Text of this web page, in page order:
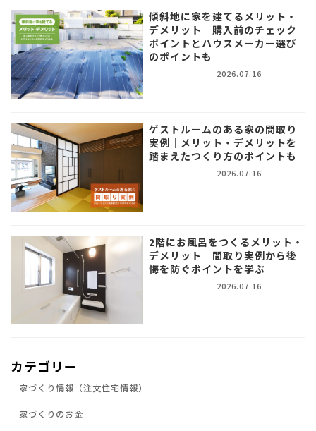
傾斜地に家を建てるメリット・
デメリット｜購入前のチェック
ポイントとハウスメーカー選び
のポイントも
2026.07.16
ゲストルームのある家の間取り
実例｜メリット・デメリットを
踏まえたつくり方のポイントも
2026.07.16
2階にお風呂をつくるメリット・
デメリット｜間取り実例から後
悔を防ぐポイントを学ぶ
2026.07.16
カテゴリー
家づくり情報（注文住宅情報）
家づくりのお金